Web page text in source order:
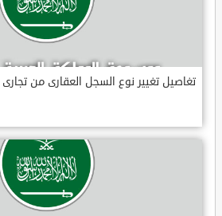
تغاصيل تغيير نوع السجل العقارى من